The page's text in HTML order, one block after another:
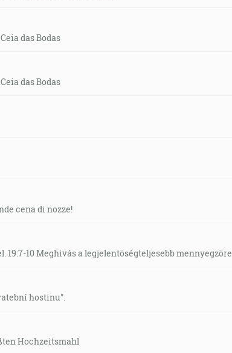
das Bodas
das Bodas
cena di nozze!
19:7-10 Meghivás a legjelentöségteljesebb mennyegzöre
hostinu".
Hochzeitsmahl